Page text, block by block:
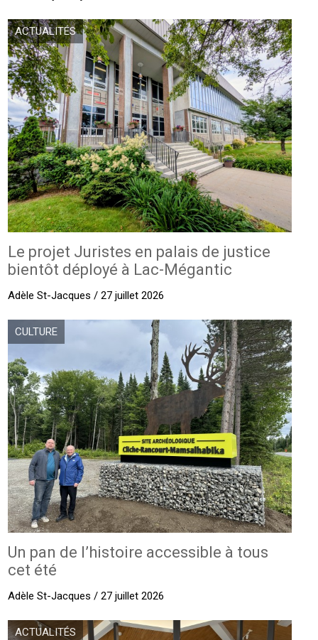
ACTUALITÉS
Le projet Juristes en palais de justice
bientôt déployé à Lac-Mégantic
Adèle St-Jacques / 27 juillet 2026
CULTURE
Un pan de l’histoire accessible à tous
cet été
Adèle St-Jacques / 27 juillet 2026
ACTUALITÉS